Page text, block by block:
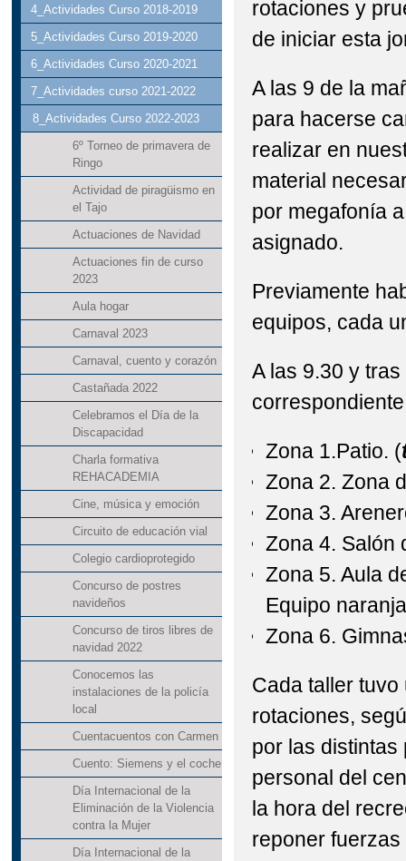
4_Actividades Curso 2018-2019
5_Actividades Curso 2019-2020
6_Actividades Curso 2020-2021
7_Actividades curso 2021-2022
8_Actividades Curso 2022-2023
6º Torneo de primavera de
Ringo
Actividad de piragüismo en
el Tajo
Actuaciones de Navidad
Actuaciones fin de curso
2023
Aula hogar
Carnaval 2023
Carnaval, cuento y corazón
Castañada 2022
Celebramos el Día de la
Discapacidad
Charla formativa
REHACADEMIA
Cine, música y emoción
Circuito de educación vial
Colegio cardioprotegido
Concurso de postres
navideños
Concurso de tiros libres de
navidad 2022
Conocemos las
instalaciones de la policía
local
Cuentacuentos con Carmen
Cuento: Siemens y el coche
Día Internacional de la
Eliminación de la Violencia
contra la Mujer
Día Internacional de la
rotaciones y
de iniciar esta
A las 9 de la
para hacerse
realizar en
material
por megafonía
asignado.
Previamente
equipos, cada
A las 9.30 y
Zona 1.Patio. (
Zona 2. Zona
Zona 3.
Zona 4. Salón
Zona 5. Aula
Equipo
Zona 6.
Cada taller
rotaciones,
por las distintas
personal del
la hora del
reponer